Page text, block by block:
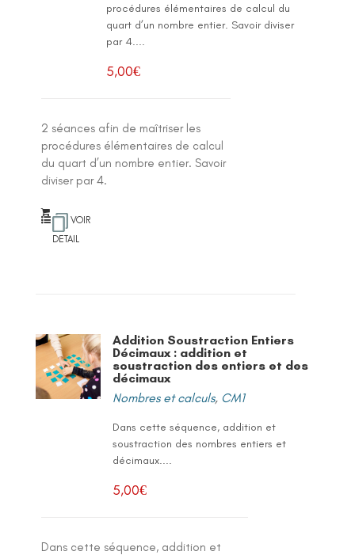
procédures élémentaires de calcul du
quart d’un nombre entier. Savoir diviser
par 4....
5,00€
2 séances afin de maîtriser les
procédures élémentaires de calcul
du quart d’un nombre entier. Savoir
diviser par 4.
VOIR
DETAIL
Addition Soustraction Entiers
Décimaux : addition et
soustraction des entiers et des
décimaux
Nombres et calculs, CM1
Dans cette séquence, addition et
soustraction des nombres entiers et
décimaux....
5,00€
Dans cette séquence, addition et